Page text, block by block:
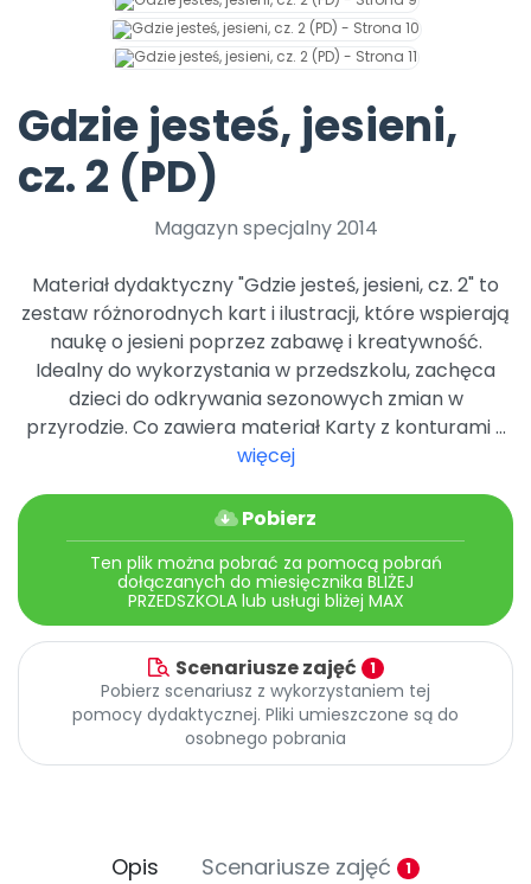
Archiwalne numery
Pomoc
Promocje
Gdzie jesteś, jesieni,
cz. 2 (PD)
Magazyn specjalny 2014
Materiał dydaktyczny "Gdzie jesteś, jesieni, cz. 2" to
zestaw różnorodnych kart i ilustracji, które wspierają
naukę o jesieni poprzez zabawę i kreatywność.
Idealny do wykorzystania w przedszkolu, zachęca
dzieci do odkrywania sezonowych zmian w
przyrodzie. Co zawiera materiał Karty z konturami ...
więcej
Pobierz
Ten plik można pobrać za pomocą pobrań
dołączanych do miesięcznika BLIŻEJ
PRZEDSZKOLA lub usługi bliżej MAX
Scenariusze zajęć 1
Pobierz scenariusz z wykorzystaniem tej
pomocy dydaktycznej. Pliki umieszczone są do
osobnego pobrania
Opis Scenariusze zajęć 1